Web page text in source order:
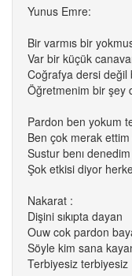
Yunus Emre:
Bir varmıs bir
Var bir küçük
Coğrafya dersi değil
Öğretmenim bir şey
Pardon ben yokum
Ben çok merak
Sustur benı
Şok etkisi diyor
Nakarat :
Dişini sıkıpta dayan
Ouw cok pardon
Söyle kim sana
Terbiyesiz terbiyesiz